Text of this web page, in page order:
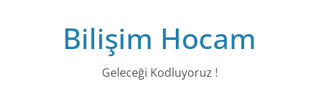
Bilişim Hocam
Geleceği Kodluyoruz !